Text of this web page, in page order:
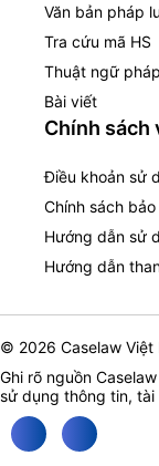
Văn bản pháp
Tra cứu mã HS
Thuật ngữ
Bài viết
Chính sách
Điều khoản sử
Chính sách
Hướng dẫn sử
Hướng dẫn
© 2026 Caselaw Việt
Ghi rõ nguồn
sử dụng thông tin, tài